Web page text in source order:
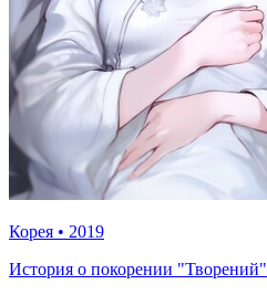
Корея • 2019
История о покорении "Творений"